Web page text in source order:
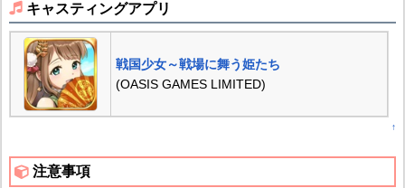
キャスティングアプリ
戦国少女～戦場に舞う姫たち
(OASIS GAMES LIMITED)
↑
注意事項